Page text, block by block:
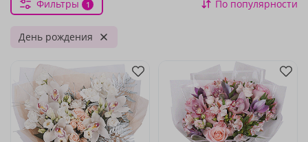
Фильтры 1 По популярности
День рождения